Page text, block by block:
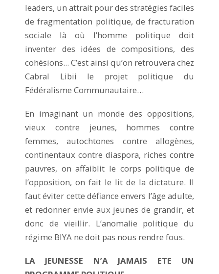
leaders, un attrait pour des stratégies faciles
de fragmentation politique, de fracturation
sociale là où l’homme politique doit
inventer des idées de compositions, des
cohésions... C’est ainsi qu’on retrouvera chez
Cabral Libii le projet politique du
Fédéralisme Communautaire…
En imaginant un monde des oppositions,
vieux contre jeunes, hommes contre
femmes, autochtones contre allogènes,
continentaux contre diaspora, riches contre
pauvres, on affaiblit le corps politique de
l’opposition, on fait le lit de la dictature. Il
faut éviter cette défiance envers l’âge adulte,
et redonner envie aux jeunes de grandir, et
donc de vieillir. L’anomalie politique du
régime BIYA ne doit pas nous rendre fous.
LA JEUNESSE N’A JAMAIS ETE UN